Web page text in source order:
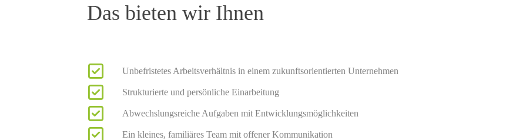
Das bieten wir Ihnen
Unbefristetes Arbeitsverhältnis in einem zukunftsorientierten Unternehmen
Strukturierte und persönliche Einarbeitung
Abwechslungsreiche Aufgaben mit Entwicklungsmöglichkeiten
Ein kleines, familiäres Team mit offener Kommunikation